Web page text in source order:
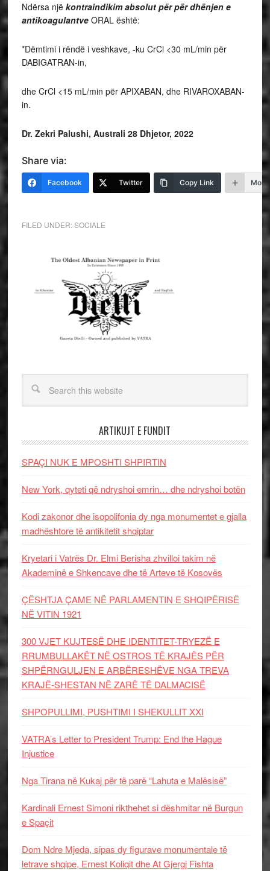
Ndërsa një kontraindikim absolut për për dhënjen e
antikoagulantveORAL është:
*Dëmtimi i rëndë i veshkave, -ku CrCl <30 mL/min për
DABIGATRAN-in,
dhe CrCl <15 mL/min për APIXABAN, dhe RIVAROXABAN-
in.
Dr. Zekri Palushi, Australi 28 Dhjetor, 2022
Share via:
Facebook Twitter Copy Link More
FILED UNDER:SOCIALE
ARTIKUJT E FUNDIT
SPAÇI NUK E MPOSHTI SHPIRTIN
New York, qyteti që ndryshoi emrin… dhe ndryshoi botën
Kodi zakonor dhe isopolifonia dy nga monumentet e gjalla
madhështore të antikitetit shqiptar
Kryetari i Vatrës Dr. Elmi Berisha zhvilloi takim në
Akademinë e Shkencave dhe të Arteve të Kosovës
ÇËSHTJA ÇAME NË PARLAMENTIN E SHQIPËRISË
NË VITIN 1921
300 VJET KUJTESË DHE IDENTITET-TRYEZË E
RRUMBULLAKËT NË OSTROS TË KRAJËS PËR
SHPËRNGULJEN E ARBËRESHËVE NGA TREVA
KRAJË-SHESTAN NË ZARË TË DALMACISË
SHPOPULLIMI, PUSHTIMI I SHEKULLIT XXI
VATRA’s Letter to President Trump: End the Hague
Injustice
Nga Tirana në Kukaj për të parë “Lahuta e Malësisë”
Kardinali Ernest Simoni rikthehet si dëshmitar në Burgun
e Spaçit
Dom Ndre Mjeda, sipas dy figurave monumentale të
letrave shqipe, Ernest Koliqit dhe At Gjergj Fishta